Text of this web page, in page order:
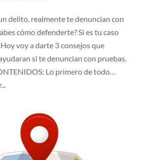
delito, realmente te denuncian con
cómo defenderte? Si es tu caso
voy a darte 3 consejos que
si te denuncian con pruebas.
Lo primero de todo…